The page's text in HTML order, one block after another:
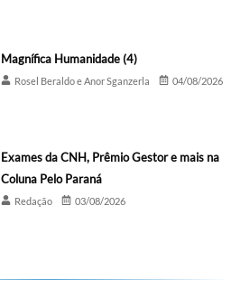
Magnífica Humanidade (4)
Rosel Beraldo e Anor Sganzerla 04/08/2026
Exames da CNH, Prêmio Gestor e mais na
Coluna Pelo Paraná
Redação 03/08/2026